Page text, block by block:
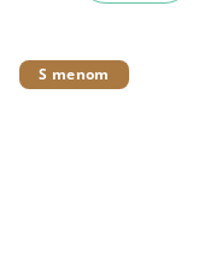
S menom